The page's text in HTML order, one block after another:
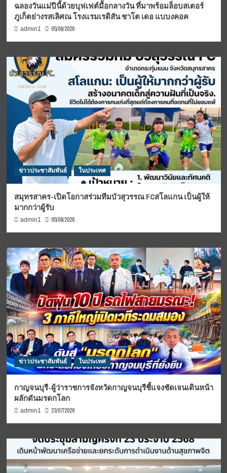
ฉลองวันแม่ปีนี้ด้วยบุฟเฟต์มื้อกลางวัน ที่มาพร้อมล็อบสเตอร์
ภูเก็ตย่างรสเลิศณ โรงแรมเรดิสัน ชาโต เดอ แบบงคอค
admin1 05/08/2026
ข่าวประชาสัมพันธ์ ในประเทศ
สมุทรสาคร-เปิดโอกาสร่วมทีมบัวสุวรรณ FCสโลแกน เป็นผู้ให้
มากกว่าผู้รับ
admin1 05/08/2026
ข่าวประชาสัมพันธ์ ในประเทศ
กาญจนบุรี-ผู้ว่าราชการจังหวัดกาญจนบุรีชี้แจงชัดเจนเดินหน้า
ผลักดันมรดกโลก
admin1 23/07/2026